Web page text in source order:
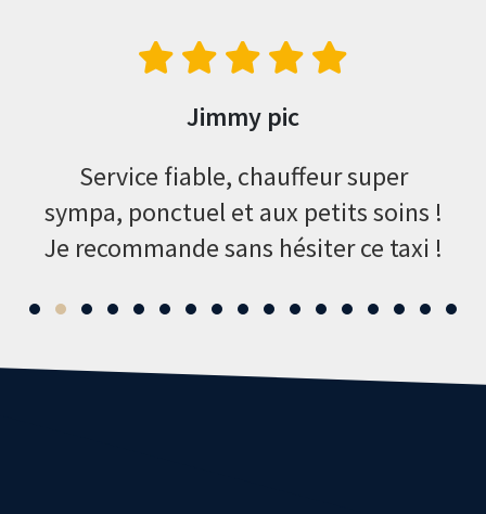
Jimmy pic
Service fiable, chauffeur super
sympa, ponctuel et aux petits soins !
Je recommande sans hésiter ce taxi !